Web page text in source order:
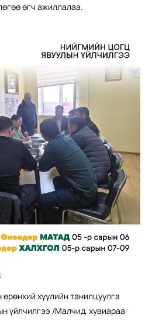
өгч ажиллалаа.
хуулийн танилцуулга
үйлчилгээ /Малчид, хувиараа